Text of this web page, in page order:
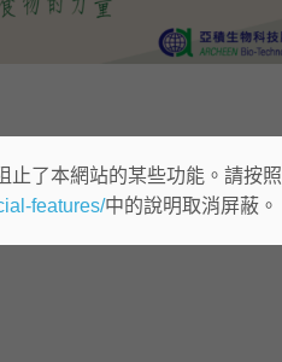
止了本網站的某些功能。請按照
features/中的說明取消屏蔽。